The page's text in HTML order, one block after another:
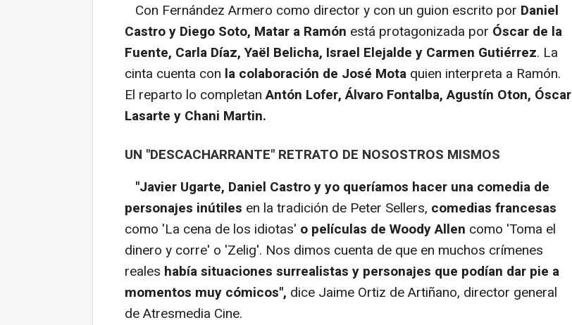
Con Fernández Armero como director y con un guion escrito por Daniel
Castroy Diego Soto, Matar a Ramón está protagonizada por Óscar de la
Fuente, Carla Díaz, Yaël Belicha, Israel Elejalde y Carmen Gutiérrez. La
cinta cuenta con la colaboración de José Mota quien interpreta a Ramón.
El reparto lo completanAntón Lofer, Álvaro Fontalba, Agustín Oton, Óscar
Lasarte y Chani Martin.
UN "DESCACHARRANTE" RETRATO DE NOSOSTROS MISMOS
"Javier Ugarte, Daniel Castro y yo queríamos hacer una comedia de
personajes inútiles en la tradición de Peter Sellers, comedias francesas
como 'La cena de los idiotas' o películas de Woody Allen como 'Toma el
dinero y corre' o 'Zelig'. Nos dimos cuenta de que en muchos crímenes
reales había situaciones surrealistas y personajes que podían dar pie a
momentos muy cómicos", dice Jaime Ortiz de Artiñano, director general
de Atresmedia Cine.